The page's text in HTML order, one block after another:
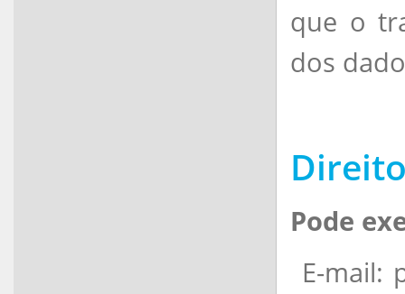
que o
dos
Pode
E-mail: